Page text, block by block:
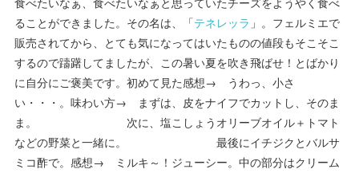
ることができました。その名は、「テネレッラ 」。フェルミエで
販売されてから、とても気になってはいたものの値段もそこそこ
するので躊躇してましたが、この暑い夏を吹き飛ばせ！とばかり
に自分にご褒美です。初めて見た感想→ うわっ、小さ
い・・・。味わい方→ まずは、皮をナイフでカットし、そのま
ま。 次に、塩こしょうオリーブオイル＋トマト
などの野菜と一緒に。 最後にイチジクとバルサ
ミコ酢で。感想→ ミルキ～！ジューシー。中の部分はクリーム